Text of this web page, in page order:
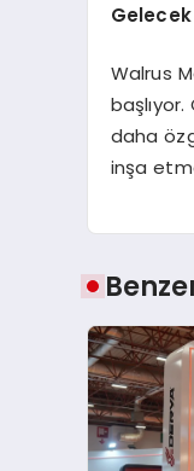
Walrus
başlıyor.
daha
inşa